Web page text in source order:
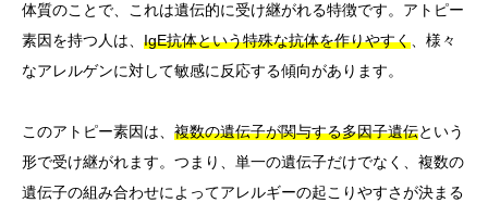
体質のことで、これは遺伝的に受け継がれる特徴です。アトピー
素因を持つ人は、 IgE抗体という特殊な抗体を作りやすく 、様々
なアレルゲンに対して敏感に反応する傾向があります。
このアトピー素因は、 複数の遺伝子が関与する多因子遺伝という
形で受け継がれます。つまり、単一の遺伝子だけでなく、複数の
遺伝子の組み合わせによってアレルギーの起こりやすさが決まる